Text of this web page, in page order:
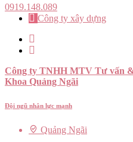
0919.148.089
Công ty xây dựng
Công ty TNHH MTV Tư vấn
Khoa Quảng Ngãi
Đội ngũ nhân lực mạnh
Quảng Ngãi